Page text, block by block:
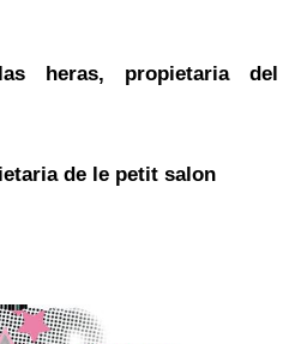
heras, propietaria del
de le petit salon